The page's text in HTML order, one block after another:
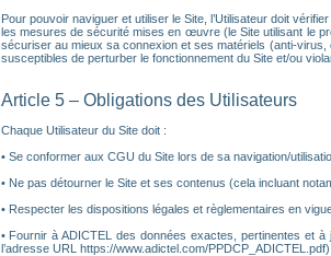
Pour pouvoir naviguer et utiliser le Site, l’Utilisateur doit
les mesures de sécurité mises en œuvre (le Site utilisant le
sécuriser au mieux sa connexion et ses matériels (anti-virus,
susceptibles de perturber le fonctionnement du Site et/ou
Article 5 – Obligations des Utilisateurs
Chaque Utilisateur du Site doit :
• Se conformer aux CGU du Site lors de sa navigation/
• Ne pas détourner le Site et ses contenus (cela incluant
• Respecter les dispositions légales et règlementaires en
• Fournir à ADICTEL des données exactes, pertinentes et
l’adresse URL https://www.adictel.com/PPDCP_ADICTEL.pdf)